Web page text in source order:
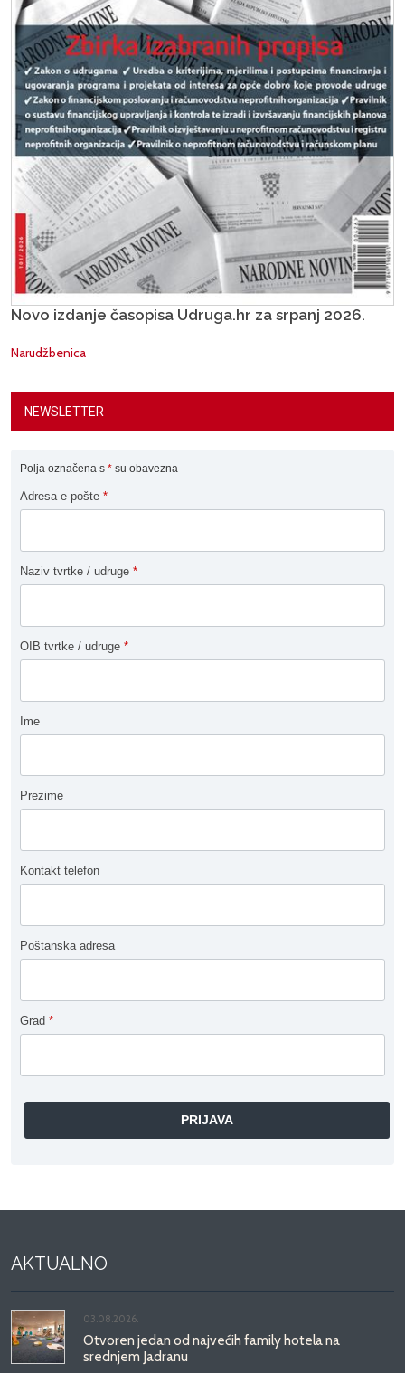
Novo izdanje časopisa Udruga.hr za srpanj 2026.
Narudžbenica
NEWSLETTER
Polja označena s * su obavezna
Adresa e-pošte *
Naziv tvrtke / udruge *
OIB tvrtke / udruge *
Ime
Prezime
Kontakt telefon
Poštanska adresa
Grad *
AKTUALNO
03.08.2026.
Otvoren jedan od najvećih family hotela na
srednjem Jadranu